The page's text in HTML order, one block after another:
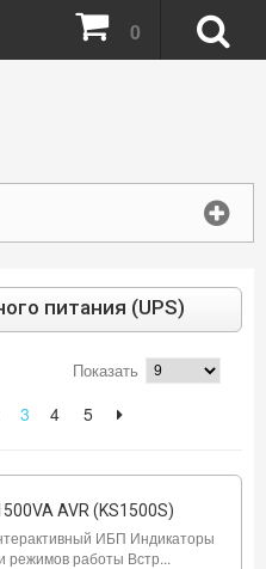
0
питания (UPS)
Показать
3 4 5
AVR (KS1500S)
ИБП Индикаторы
режимов работы Встр...